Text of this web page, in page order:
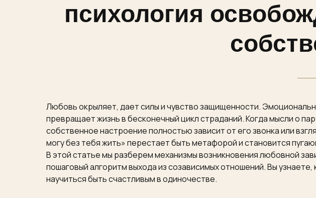
психология
Любовь окрыляет, дает силы и чувство защищенности.
превращает жизнь в бесконечный цикл страданий. Когда мысли о
собственное настроение полностью зависит от его звонка или
могу без тебя жить» перестает быть метафорой и становится
В этой статье мы разберем механизмы возникновения любовной
пошаговый алгоритм выхода из созависимых отношений. Вы
научиться быть счастливым в одиночестве.